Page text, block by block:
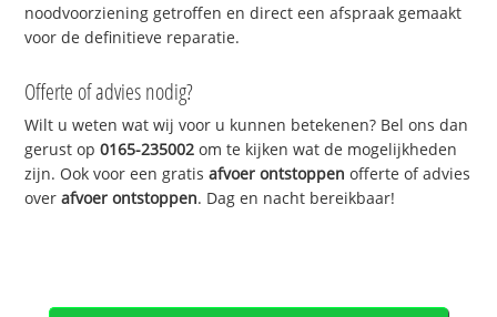
noodvoorziening getroffen en direct een afspraak gemaakt
voor de definitieve reparatie.
Offerte of advies nodig?
Wilt u weten wat wij voor u kunnen betekenen? Bel ons dan
gerust op0165-235002 om te kijken wat de mogelijkheden
zijn. Ook voor een gratisafvoer ontstoppen offerte of advies
overafvoer ontstoppen. Dag en nacht bereikbaar!